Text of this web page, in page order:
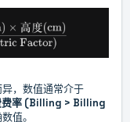
，数值通常介于
费率 (Billing > Billing
值。